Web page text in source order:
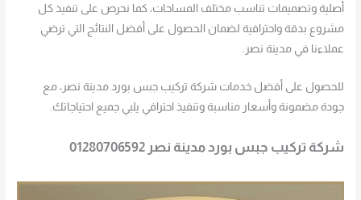
أصلية وتصميمات تناسب مختلف المساحات، كما نحرص على تنفيذ كل
مشروع بدقة واحترافية لضمان الحصول على أفضل النتائج التي ترضي
عملاءنا في مدينة نصر.
للحصول على أفضل خدمات شركة تركيب جبس بورد مدينة نصر، مع
جودة مضمونة وأسعار مناسبة وتنفيذ احترافي يلبي جميع احتياجاتك.
شركة تركيب جبس بورد مدينة نصر 01280706592